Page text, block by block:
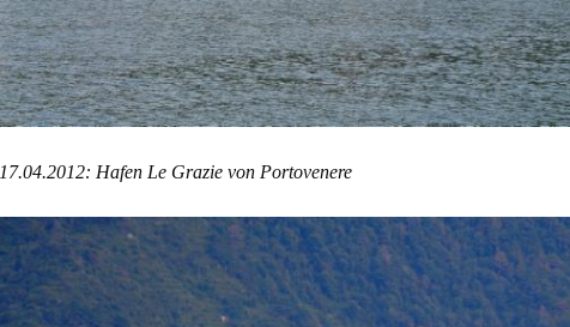
17.04.2012: Hafen Le Grazie von Portovenere